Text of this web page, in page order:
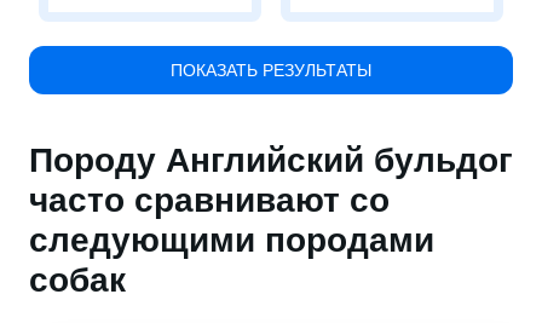
ПОКАЗАТЬ РЕЗУЛЬТАТЫ
Породу Английский бульдог
часто сравнивают со
следующими породами
собак